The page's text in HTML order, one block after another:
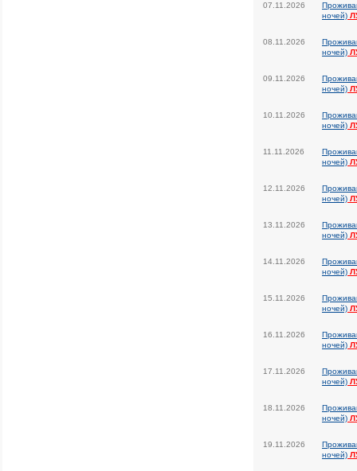
07.11.2026
ночей)
08.11.2026
ночей)
09.11.2026
ночей)
10.11.2026
ночей)
11.11.2026
ночей)
12.11.2026
ночей)
13.11.2026
ночей)
14.11.2026
ночей)
15.11.2026
ночей)
16.11.2026
ночей)
17.11.2026
ночей)
18.11.2026
ночей)
19.11.2026
ночей)